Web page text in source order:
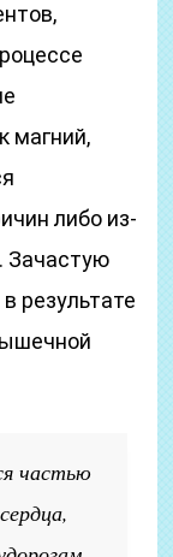
магний,
либо из-
Зачастую
результате
частью